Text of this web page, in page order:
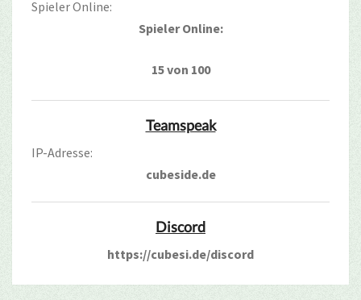
Spieler Online:
Spieler Online:
15 von 100
Teamspeak
IP-Adresse:
cubeside.de
Discord
https://cubesi.de/discord